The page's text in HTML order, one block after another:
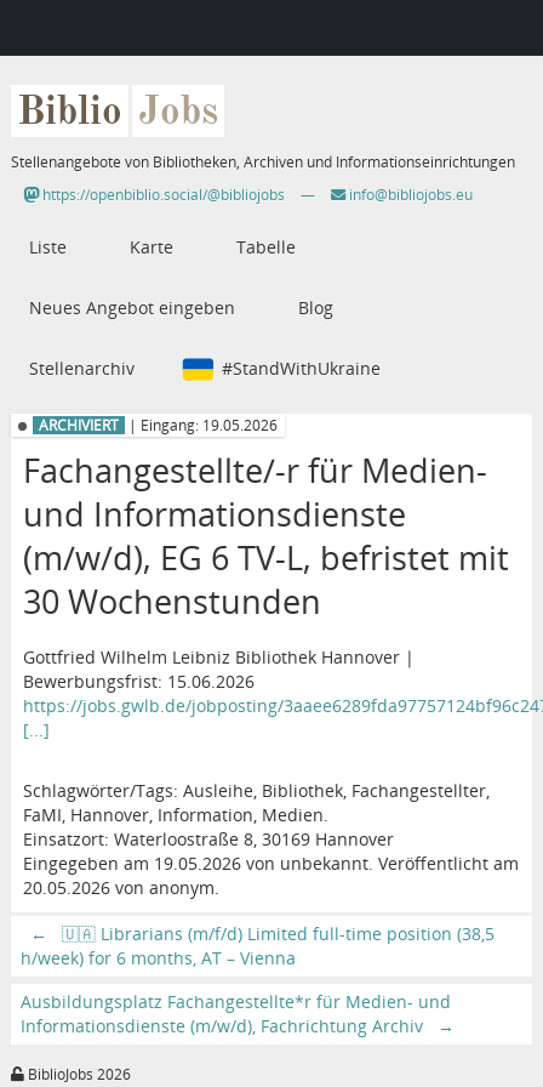
Biblio Jobs
Stellenangebote von Bibliotheken, Archiven und Informationseinrichtungen
https://openbiblio.social/@bibliojobs
— info@bibliojobs.eu
Liste Karte Tabelle
Neues Angebot eingeben Blog
Stellenarchiv #StandWithUkraine
ARCHIVIERT | Eingang: 19.05.2026
Fachangestellte/-r für Medien-
und Informationsdienste
(m/w/d), EG 6 TV-L, befristet mit
30 Wochenstunden
Gottfried Wilhelm Leibniz Bibliothek Hannover |
Bewerbungsfrist: 15.06.2026
https://jobs.gwlb.de/jobposting/
[...]
Schlagwörter/Tags: Ausleihe, Bibliothek, Fachangestellter,
FaMI, Hannover, Information, Medien.
Einsatzort: Waterloostraße 8, 30169 Hannover
Eingegeben am 19.05.2026 von unbekannt. Veröffentlicht am
20.05.2026 von anonym.
←
🇺🇦 Librarians (m/f/d) Limited full-time position (38,5
h/week) for 6 months, AT – Vienna
Ausbildungsplatz Fachangestellte*r für Medien- und
Informationsdienste (m/w/d), Fachrichtung Archiv
→
BiblioJobs 2026